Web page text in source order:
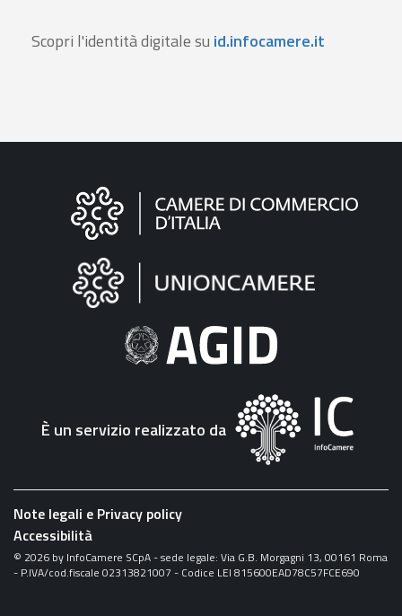
Scopri l'identità digitale su id.infocamere.it
Informazioni
"Fattura
Elettronica"
È un servizio realizzato da
Note legali e Privacy policy
Accessibilità
© 2026 by InfoCamere SCpA - sede legale: Via G.B. Morgagni 13, 00161 Roma
- P.IVA/cod.fiscale 02313821007 - Codice LEI 815600EAD78C57FCE690